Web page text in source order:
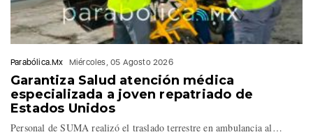
Parabólica.Mx Miércoles, 05 Agosto 2026
Garantiza Salud atención médica
especializada a joven repatriado de
Estados Unidos